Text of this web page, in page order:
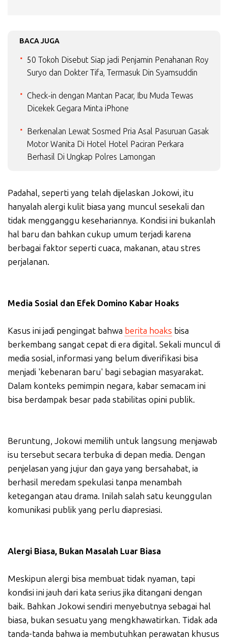
BACA JUGA
50 Tokoh Disebut Siap jadi Penjamin Penahanan Roy
Suryo dan Dokter Tifa, Termasuk Din Syamsuddin
Check-in dengan Mantan Pacar, Ibu Muda Tewas
Dicekek Gegara Minta iPhone
Berkenalan Lewat Sosmed Pria Asal Pasuruan Gasak
Motor Wanita Di Hotel Hotel Paciran Perkara
Berhasil Di Ungkap Polres Lamongan
Padahal, seperti yang telah dijelaskan Jokowi, itu
hanyalah alergi kulit biasa yang muncul sesekali dan
tidak mengganggu kesehariannya. Kondisi ini bukanlah
hal baru dan bahkan cukup umum terjadi karena
berbagai faktor seperti cuaca, makanan, atau stres
perjalanan.
Media Sosial dan Efek Domino Kabar Hoaks
Kasus ini jadi pengingat bahwa berita hoaks bisa
berkembang sangat cepat di era digital. Sekali muncul di
media sosial, informasi yang belum diverifikasi bisa
menjadi 'kebenaran baru' bagi sebagian masyarakat.
Dalam konteks pemimpin negara, kabar semacam ini
bisa berdampak besar pada stabilitas opini publik.
Beruntung, Jokowi memilih untuk langsung menjawab
isu tersebut secara terbuka di depan media. Dengan
penjelasan yang jujur dan gaya yang bersahabat, ia
berhasil meredam spekulasi tanpa menambah
ketegangan atau drama. Inilah salah satu keunggulan
komunikasi publik yang perlu diapresiasi.
Alergi Biasa, Bukan Masalah Luar Biasa
Meskipun alergi bisa membuat tidak nyaman, tapi
kondisi ini jauh dari kata serius jika ditangani dengan
baik. Bahkan Jokowi sendiri menyebutnya sebagai hal
biasa, bukan sesuatu yang mengkhawatirkan. Tidak ada
tanda-tanda bahwa ia membutuhkan perawatan khusus